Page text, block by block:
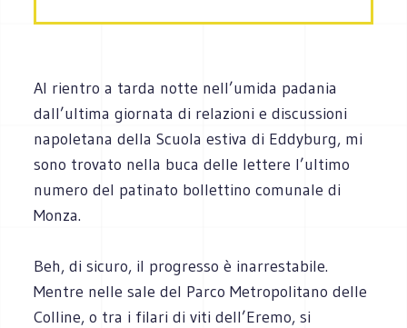
Al rientro a tarda notte nell’umida padania
dall’ultima giornata di relazioni e discussioni
napoletana della Scuola estiva di Eddyburg, mi
sono trovato nella buca delle lettere l’ultimo
numero del patinato bollettino comunale di
Monza.
Beh, di sicuro, il progresso è inarrestabile.
Mentre nelle sale del Parco Metropolitano delle
Colline, o tra i filari di viti dell’Eremo, si